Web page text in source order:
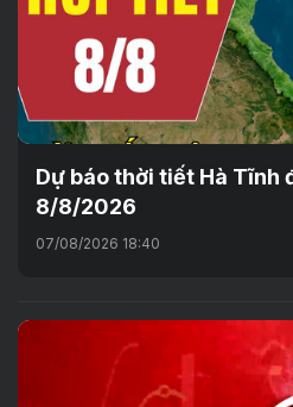
Dự báo thời tiết Hà Tĩnh
8/8/2026
07/08/2026 18:40